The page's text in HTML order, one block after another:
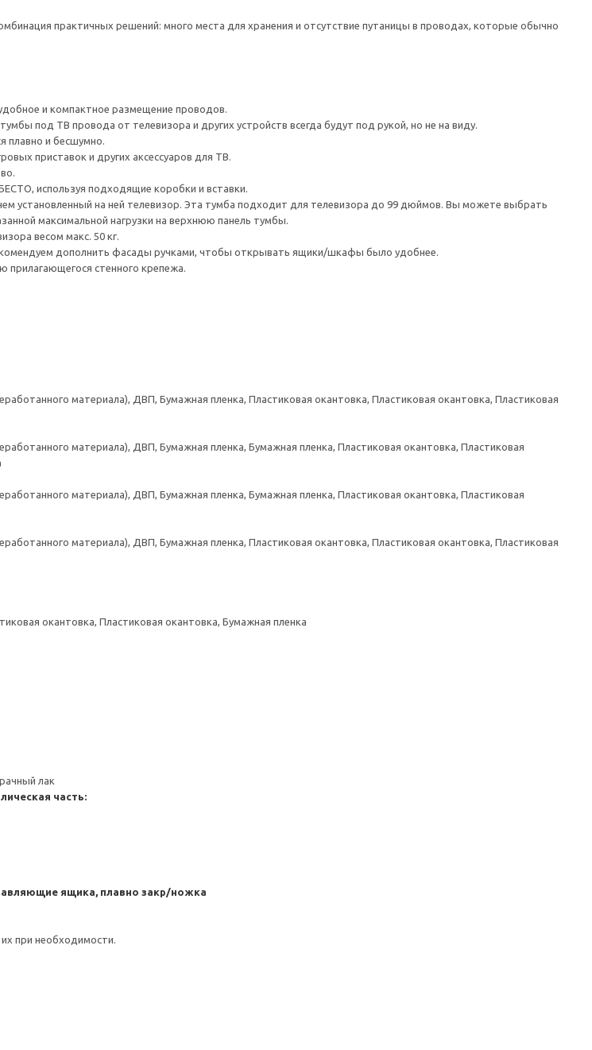
практичных решений: много места для хранения и отсутствие путаницы в проводах, которые обычно
и компактное размещение проводов.
под ТВ провода от телевизора и других устройств всегда будут под рукой, но не на виду.
плавно и бесшумно.
приставок и других аксессуаров для ТВ.
используя подходящие коробки и вставки.
установленный на ней телевизор. Эта тумба подходит для телевизора до 99 дюймов. Вы можете выбрать
максимальной нагрузки на верхнюю панель тумбы.
весом макс. 50 кг.
дополнить фасады ручками, чтобы открывать ящики/шкафы было удобнее.
стенного крепежа.
материала), ДВП, Бумажная пленка, Пластиковая окантовка, Пластиковая окантовка, Пластиковая
материала), ДВП, Бумажная пленка, Бумажная пленка, Пластиковая окантовка, Пластиковая
материала), ДВП, Бумажная пленка, Бумажная пленка, Пластиковая окантовка, Пластиковая
материала), ДВП, Бумажная пленка, Пластиковая окантовка, Пластиковая окантовка, Пластиковая
окантовка, Пластиковая окантовка, Бумажная пленка
лак
часть:
ящика, плавно закр/ножка
их при необходимости.